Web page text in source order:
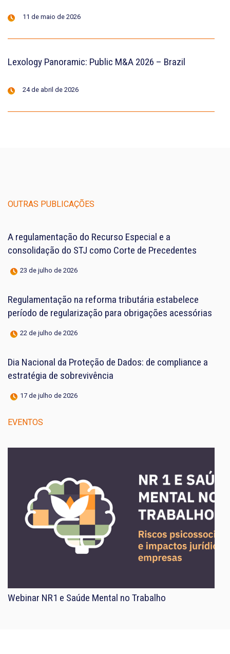
11 de maio de 2026
Lexology Panoramic: Public M&A 2026 – Brazil
24 de abril de 2026
OUTRAS PUBLICAÇÕES
A regulamentação do Recurso Especial e a
consolidação do STJ como Corte de Precedentes
23 de julho de 2026
Regulamentação na reforma tributária estabelece
período de regularização para obrigações acessórias
22 de julho de 2026
Dia Nacional da Proteção de Dados: de compliance a
estratégia de sobrevivência
17 de julho de 2026
EVENTOS
Webinar NR1 e Saúde Mental no Trabalho